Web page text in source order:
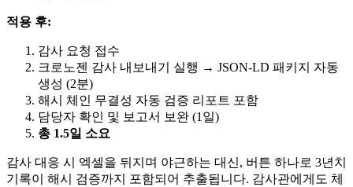
적용 후:
감사 요청 접수
크로노젠 감사 내보내기 실행 → JSON-LD 패키지 자동
생성 (2분)
해시 체인 무결성 자동 검증 리포트 포함
담당자 확인 및 보고서 보완 (1일)
총 1.5일 소요
감사 대응 시 엑셀을 뒤지며 야근하는 대신, 버튼 하나로 3년치
기록이 해시 검증까지 포함되어 추출됩니다. 감사관에게도 체